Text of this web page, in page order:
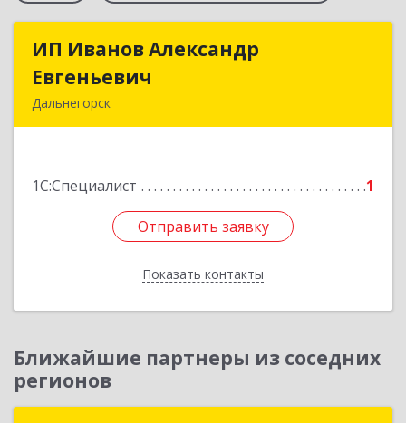
ИП Иванов Александр
Евгеньевич
Дальнегорск
1С:Специалист 1
Отправить заявку
Показать контакты
ИП Иванов Александр
Подробнее
Отправить заявку
Назад
Ближайшие партнеры из соседних
регионов